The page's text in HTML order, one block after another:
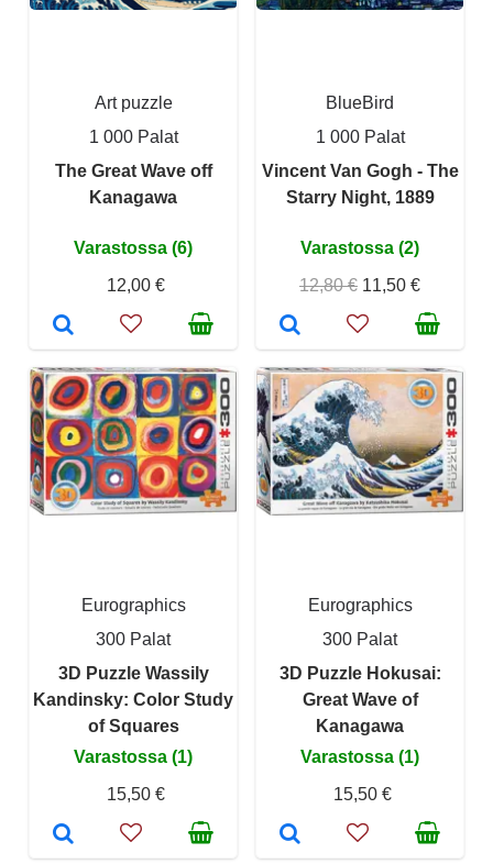
Art puzzle
1 000 Palat
The Great Wave off
Kanagawa
Varastossa (6)
12,00 €
BlueBird
1 000 Palat
Vincent Van Gogh - The
Starry Night, 1889
Varastossa (2)
12,80 € 11,50 €
Eurographics
300 Palat
3D Puzzle Wassily
Kandinsky: Color Study
of Squares
Varastossa (1)
15,50 €
Eurographics
300 Palat
3D Puzzle Hokusai:
Great Wave of
Kanagawa
Varastossa (1)
15,50 €